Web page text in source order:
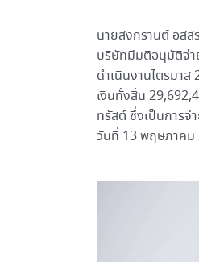
นายสงกรานต์ อิสส
บริษัทมีมติอนุมัติจ่า
ดำเนินงานไตรมา
เงินทั้งสิ้น
ทรัสต์ ซึ่งเป็นการ
วันที่ 13 พฤษภาคม